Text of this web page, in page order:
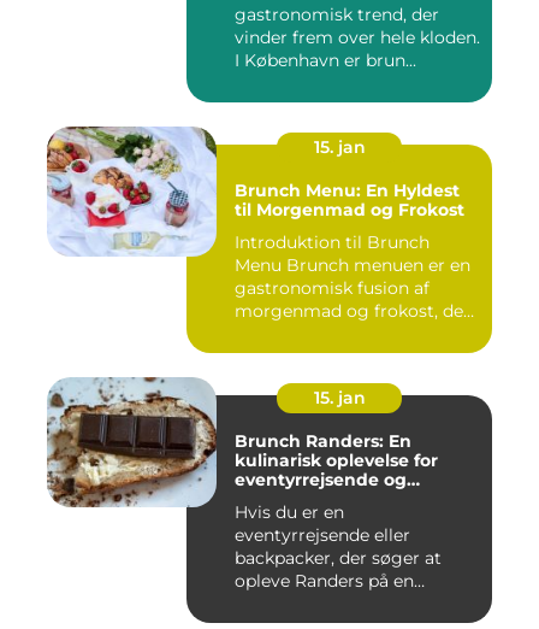
gastronomisk trend, der
vinder frem over hele kloden.
I København er brun...
15. jan
Brunch Menu: En Hyldest
til Morgenmad og Frokost
Introduktion til Brunch
Menu Brunch menuen er en
gastronomisk fusion af
morgenmad og frokost, der
15. jan
Brunch Randers: En
kulinarisk oplevelse for
eventyrrejsende og
Hvis du er en
eventyrrejsende eller
backpacker, der søger at
opleve Randers på en